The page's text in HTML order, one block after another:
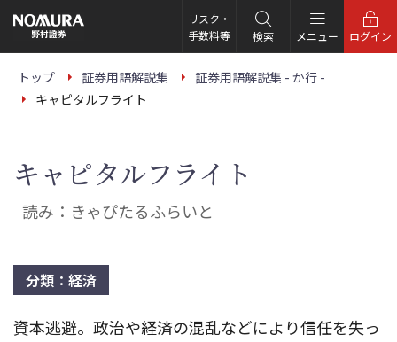
の
ー
リスク・
手数料等
検索 メニュー ログイン
トップ 証券用語解説集
証券用語解説集 - か行 -
キャピタルフライト
キャピタルフライト
読み：きゃぴたるふらいと
分類：経済
資本逃避。政治や経済の混乱などにより信任を失っ